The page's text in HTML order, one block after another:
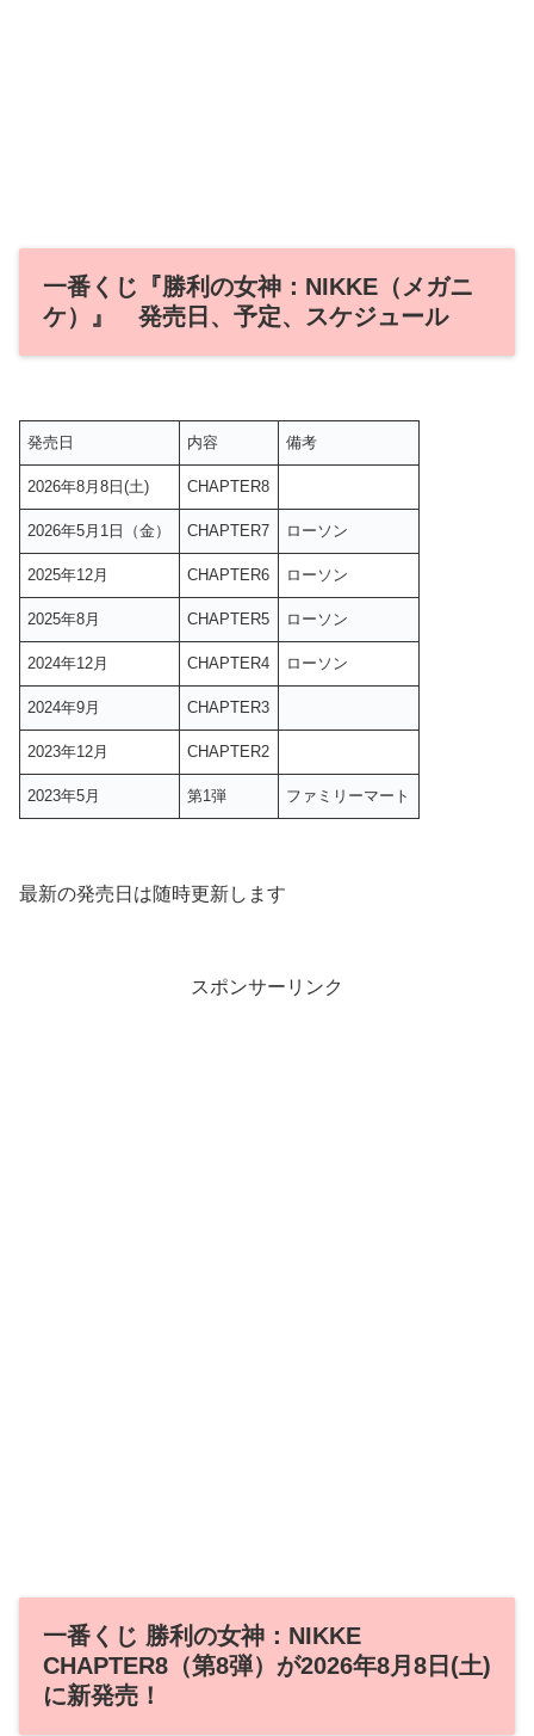
一番くじ『勝利の女神：NIKKE（メガニ
ケ）』 発売日、予定、スケジュール
発売日 内容 備考
2026年8月8日(土) CHAPTER8
2026年5月1日（金） CHAPTER7 ローソン
2025年12月 CHAPTER6 ローソン
2025年8月 CHAPTER5 ローソン
2024年12月 CHAPTER4 ローソン
2024年9月 CHAPTER3
2023年12月 CHAPTER2
2023年5月 第1弾 ファミリーマート
最新の発売日は随時更新します
スポンサーリンク
一番くじ 勝利の女神：NIKKE
CHAPTER8（第8弾）が2026年8月8日(土)
に新発売！